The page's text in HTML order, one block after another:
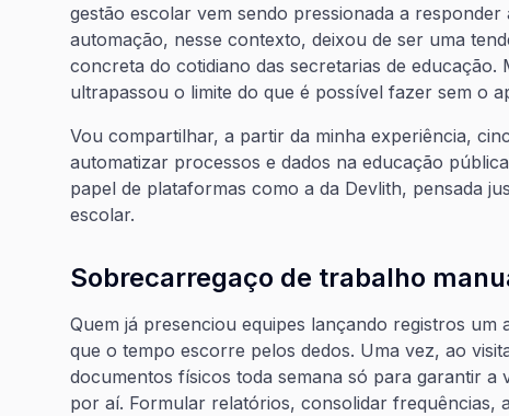
gestão escolar vem sendo pressionada a
automação, nesse contexto, deixou de ser uma
concreta do cotidiano das secretarias de
ultrapassou o limite do que é possível fazer sem o
Vou compartilhar, a partir da minha experiência,
automatizar processos e dados na educação
papel de plataformas como a da Devlith, pensada
escolar.
Sobrecarregaço de trabalho
Quem já presenciou equipes lançando registros
que o tempo escorre pelos dedos. Uma vez, ao
documentos físicos toda semana só para garantir a
por aí. Formular relatórios, consolidar frequências,